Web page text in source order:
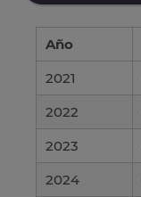
Año
2021
2022
2023
2024